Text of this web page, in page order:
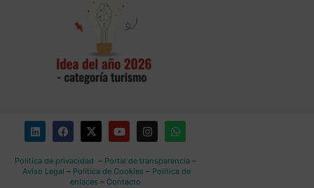
Política de privacidad – Portal de transparencia–
Aviso Legal – Política de Cookies – Política de
enlaces – Contacto